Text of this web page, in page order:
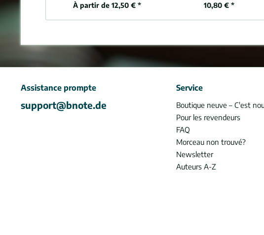
À partir de 12,50 € * 10,80 € *
Assistance prompte
support@bnote.de
Service
Boutique neuve – C'est
Pour les revendeurs
FAQ
Morceau non trouvé?
Newsletter
Auteurs A-Z